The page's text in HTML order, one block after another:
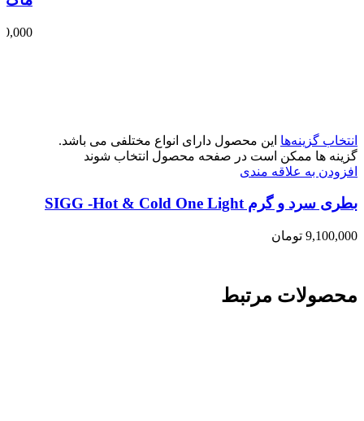
انتخاب گزینه‌ها این محصول دارای انواع مختلفی می باشد.
گزینه ها ممکن است در صفحه محصول انتخاب شوند
افزودن به علاقه مندی
بطری سرد و گرم SIGG -Hot & Cold One Light
9,100,000 تومان
محصولات مرتبط